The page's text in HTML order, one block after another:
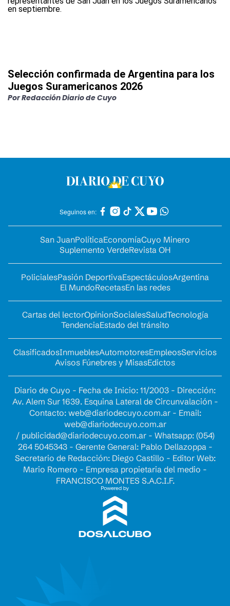
Selección confirmada de Argentina para los
Juegos Suramericanos 2026
PorRedacción Diario de Cuyo
Seguinos en:
San JuanPolíticaEconomíaCuyo Minero
Suplemento VerdeRevista OH
PolicialesPasión DeportivaEspectáculosArgentina
El MundoRecetasEn las redes
Cartas del lectorOpinionSocialesSaludTecnología
TendenciaEstado del tránsito
ClasificadosInmueblesAutomotoresEmpleosServicios
Avisos Fúnebres y MisasEdictos
Diario de Cuyo - Fecha de Inicio: 11/2003 - Dirección:
Av. Alem Sur 1639. Esquina Lateral de Circunvalación -
Contacto: web@diariodecuyo.com.ar- Email:
web@diariodecuyo.com.ar
/ publicidad@diariodecuyo.com.ar- Whatsapp: (054)
264 5045343 - Gerente General: Pablo Dellazoppa -
Secretario de Redacción: Diego Castillo - Editor Web:
Mario Romero - Empresa propietaria del medio -
FRANCISCO MONTES S.A.C.I.F.